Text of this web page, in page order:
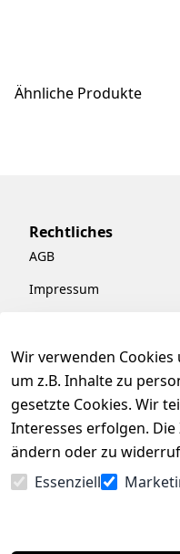
Ähnliche Produkte
Wir verwenden
um z.B. Inhalte zu
gesetzte Cookies. Wir
Interesses erfolgen.
ändern oder zu
Essenziell
Rechtliches
AGB
Impressum
Widerrufsrecht